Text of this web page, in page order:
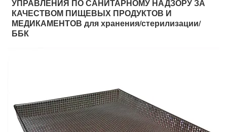
УПРАВЛЕНИЯ ПО САНИТАРНОМУ НАДЗОРУ ЗА
КАЧЕСТВОМ ПИЩЕВЫХ ПРОДУКТОВ И
МЕДИКАМЕНТОВ для хранения/стерилизации/
ББК